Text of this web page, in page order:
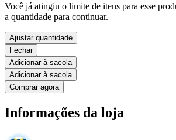
Você já atingiu o limite de itens para esse
a quantidade para continuar.
Ajustar quantidade
Fechar
Adicionar à sacola
Adicionar à sacola
Comprar agora
Informações da loja